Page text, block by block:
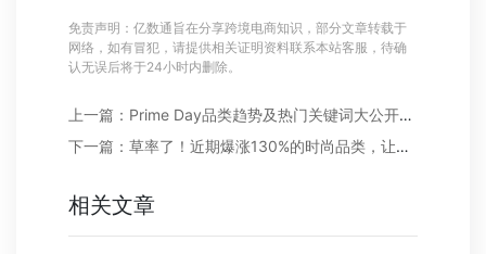
免责声明：亿数通旨在分享跨境电商知识，部分文章转载于
网络，如有冒犯，请提供相关证明资料联系本站客服，待确
认无误后将于24小时内删除。
上一篇：Prime Day品类趋势及热门关键词大公开，这份参考答案请拿好！
下一篇：草率了！近期爆涨130%的时尚品类，让亚马逊爆单来的太突然！
相关文章